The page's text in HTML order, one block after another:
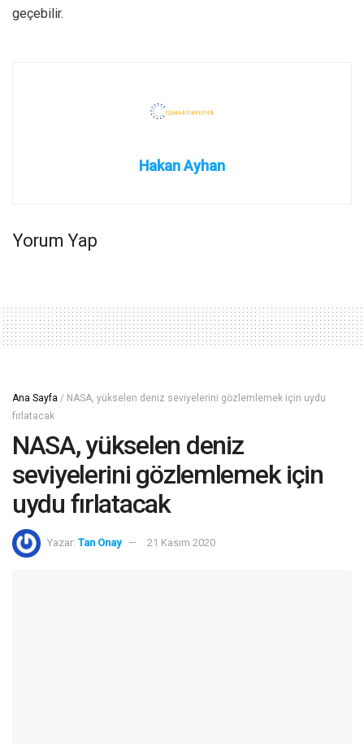
geçebilir.
Hakan Ayhan
Yorum Yap
Ana Sayfa / NASA, yükselen deniz seviyelerini gözlemlemek için uydu
fırlatacak
NASA, yükselen deniz
seviyelerini gözlemlemek için
uydu fırlatacak
Yazar: Tan Onay 21 Kasım 2020